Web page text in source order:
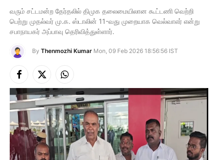
வரும் சட்டமன்ற தேர்தலில் திமுக தலைமையிலான கூட்டணி வெற்றி
பெற்று முதல்வர் மு.க. ஸ்டாலின் 11-வது முறையாக வெல்வாஎர் என்று
சபாநாயகர் அப்பாவு தெரிவித்துள்ளார்.
By Thenmozhi Kumar Mon, 09 Feb 2026 18:56:56 IST
Facebook
X
(Twitter)
Instagram